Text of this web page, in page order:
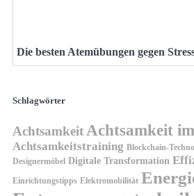
Die besten Atemübungen gegen
Schlagwörter
AchtsamkeitAchtsamkeit
Achtsamkeitstraining Blockchain-
Designermöbel Digitale Transformation
Einrichtungstipps Elektromobilität